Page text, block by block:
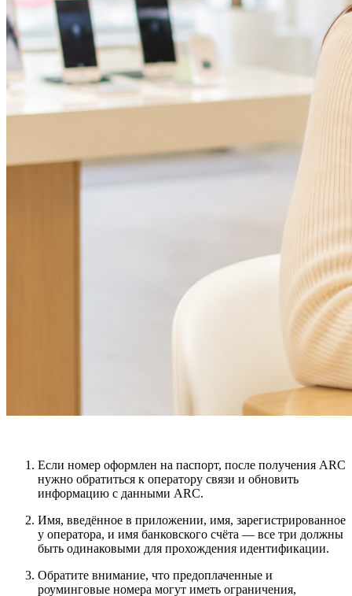
Если номер оформлен на паспорт, после получения ARC
нужно обратиться к оператору связи и обновить
информацию с данными ARC.
Имя, введённое в приложении, имя, зарегистрированное
у оператора, и имя банковского счёта — все три должны
быть одинаковыми для прохождения идентификации.
Обратите внимание, что предоплаченные и
роуминговые номера могут иметь ограничения,